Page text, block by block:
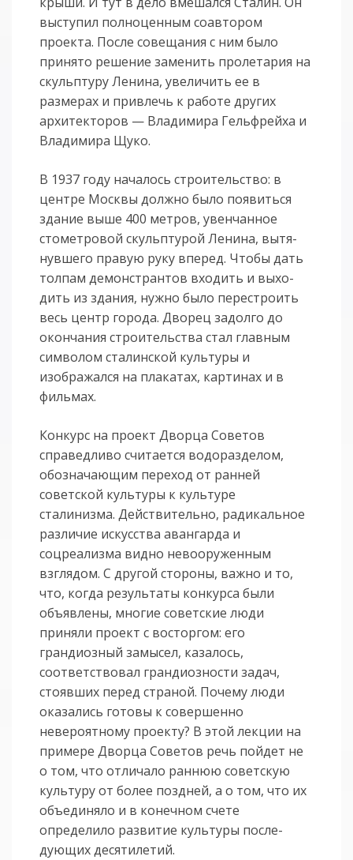
выступил полноценным соавтором
проекта. После совеща­ния с ним было
принято решение заменить пролетария на
скульптуру Ленина, увеличить ее в
размерах и привлечь к работе других
архитекторов — Влади­мира Гельфрейха и
Владимира Щуко.
В 1937 году началось строительство: в
центре Москвы должно было появиться
здание выше 400 метров, увенчанное
стометровой скульптурой Ленина, вытя­
нувшего правую руку вперед. Чтобы дать
толпам демонстрантов входить и вы­хо­
дить из здания, нужно было перестроить
весь центр города. Дворец задолго до
окончания строительства стал главным
символом сталинской культуры и
изображался на плакатах, картинах и в
фильмах.
Конкурс на проект Дворца Советов
справедливо считается водоразделом,
обозначающим переход от ранней
советской культуры к культуре
сталинизма. Действительно, радикальное
различие искусства авангарда и
соцреализма вид­но невооруженным
взглядом. С другой стороны, важно и то,
что, когда ре­зуль­таты конкурса были
объявлены, многие советские люди
приняли проект с вос­торгом: его
грандиозный замысел, казалось,
соответствовал ­грандиозно­сти задач,
стоявших перед страной. Почему люди
оказались готовы к совер­шен­но
невероятному проекту? В этой лекции на
примере Дворца Советов­­­ речь пойдет не
о том, что отличало раннюю советскую
культуру от более поздней, а о том, что их
объединяло и в конечном счете
определило развитие культуры после­
дующих десятилетий.